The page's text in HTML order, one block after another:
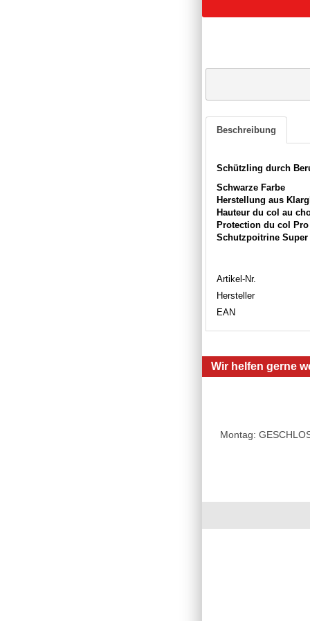
Beschreibung
Schützling durch
Schwarze Farbe
Herstellung aus
Hauteur du col au
Protection du col
Schutzpoitrine
Artikel-Nr.
Hersteller
EAN
Wir helfen gerne
Montag: